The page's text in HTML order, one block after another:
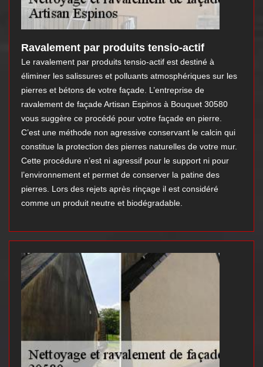
Ravalement par produits tensio-actif
Le ravalement par produits tensio-actif est destiné à
éliminer les salissures et polluants atmosphériques sur les
pierres et bétons de votre façade. L’entreprise de
ravalement de façade Artisan Espinos à Bouquet 30580
vous suggère ce procédé pour votre façade en pierre.
C’est une méthode non agressive conservant le calcin qui
constitue la protection des pierres naturelles de votre mur.
Cette procédure n’est ni agressif pour le support ni pour
l’environnement et permet de conserver la patine des
pierres. Lors des rejets après rinçage il est considéré
comme un produit neutre et biodégradable.